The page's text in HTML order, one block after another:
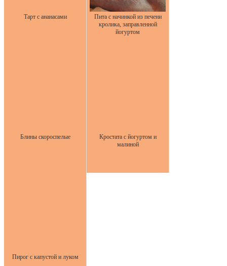
Тарт с ананасами
Пита с начинкой из печени
кролика, заправленной
йогуртом
Блины скороспелые
Кростата с йогуртом и
малиной
Пирог с капустой и луком